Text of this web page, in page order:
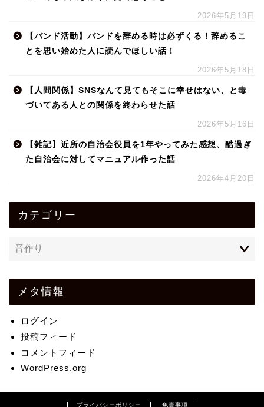
2026年5月19日
【バンド活動】バンドを辞める時は必ずくる！辞めるこ
とを思い始めた人に読んでほしい話！
2026年5月18日
【人間関係】SNSなんて見てもそこに幸せはない、と毒
づいてある人との関係を終わらせた話
2026年5月16日
【雑記】近所の自治会役員を1年やってみた感想、酷過ぎ
た自治会に対してマニュアル作った話
2026年4月20日
カテゴリー
メタ情報
ログイン
投稿フィード
コメントフィード
WordPress.org
プライバシーポリシー 免責事項